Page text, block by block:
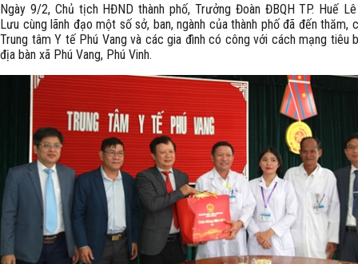
Ngày 9/2, Chủ tịch HĐND thành phố, Trưởng Đoàn ĐBQH TP. Huế
Lưu cùng lãnh đạo một số sở, ban, ngành của thành phố đã đến thăm,
Trung tâm Y tế Phú Vang và các gia đình có công với cách mạng tiêu
địa bàn xã Phú Vang, Phú Vinh.